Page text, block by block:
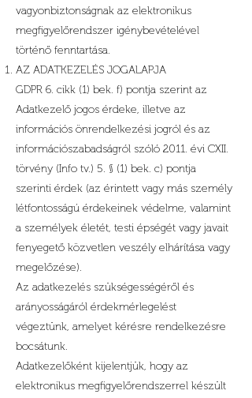
vagyonbiztonságnak az elektronikus
megfigyelőrendszer igénybevételével
történő fenntartása.
AZ ADATKEZELÉS JOGALAPJA
GDPR 6. cikk (1) bek. f) pontja szerint az
Adatkezelő jogos érdeke, illetve az
információs önrendelkezési jogról és az
információszabadságról szóló 2011. évi CXII.
törvény (Info tv.) 5. § (1) bek. c) pontja
szerinti érdek (az érintett vagy más személy
létfontosságú érdekeinek védelme, valamint
a személyek életét, testi épségét vagy javait
fenyegető közvetlen veszély elhárítása vagy
megelőzése).
Az adatkezelés szükségességéről és
arányosságáról érdekmérlegelést
végeztünk, amelyet kérésre rendelkezésre
bocsátunk.
Adatkezelőként kijelentjük, hogy az
elektronikus megfigyelőrendszerrel készült